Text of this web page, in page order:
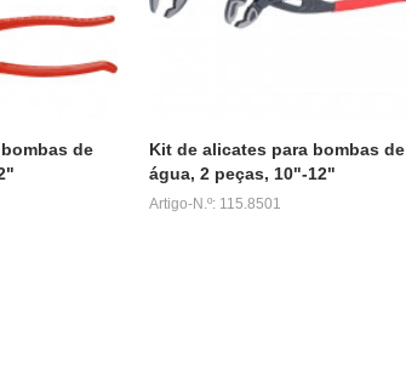
de
Kit de alicates para bombas de
água, 2 peças, 10"-12"
Artigo-N.º: 115.8501